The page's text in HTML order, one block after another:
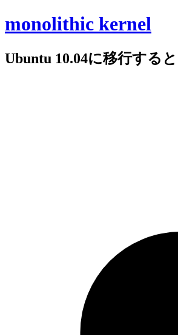
monolithic kernel
Ubuntu 10.04に移行すると